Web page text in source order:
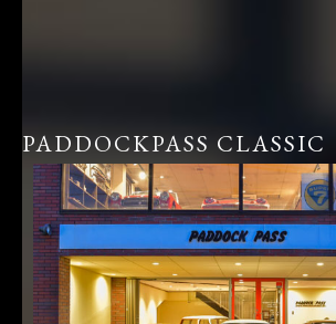
PADDOCKPASS CLASSIC